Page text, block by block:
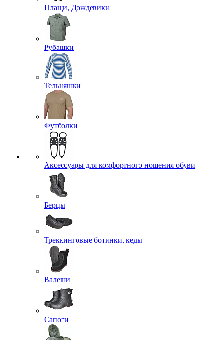
Плащи, Дождевики
Рубашки
Тельняшки
Футболки
Аксессуары для комфортного ношения обуви
Берцы
Треккинговые ботинки, кеды
Валеши
Сапоги